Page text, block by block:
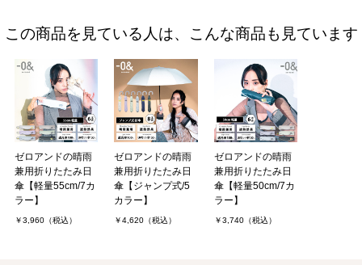
この商品を見ている人は、こんな商品も見ています
ゼロアンドの晴雨
兼用折りたたみ日
傘【軽量55cm/7カ
ラー】
￥3,960（税込）
ゼロアンドの晴雨
兼用折りたたみ日
傘【ジャンプ式/5
カラー】
￥4,620（税込）
ゼロアンドの晴雨
兼用折りたたみ日
傘【軽量50cm/7カ
ラー】
￥3,740（税込）